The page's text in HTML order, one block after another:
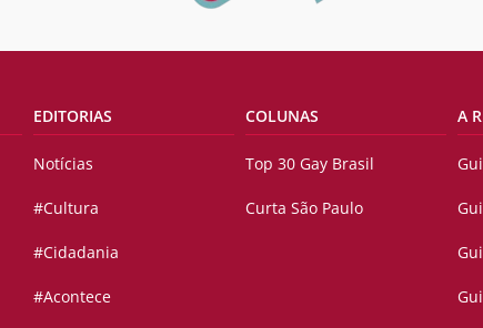
EDITORIAS
Notícias
#Cultura
#Cidadania
#Acontece
COLUNAS
Top 30 Gay Brasil
Curta São Paulo
A